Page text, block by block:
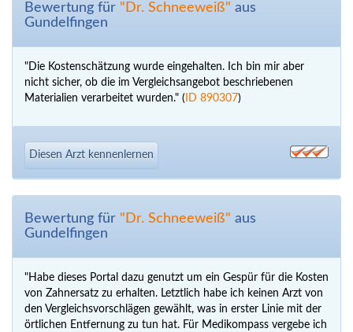
Bewertung für "Dr. Schneeweiß" aus
Gundelfingen
"Die Kostenschätzung wurde eingehalten. Ich bin mir aber
nicht sicher, ob die im Vergleichsangebot beschriebenen
Materialien verarbeitet wurden." ( ID 890307)
Diesen Arzt kennenlernen
Bewertung für "Dr. Schneeweiß" aus
Gundelfingen
"Habe dieses Portal dazu genutzt um ein Gespür für die Kosten
von Zahnersatz zu erhalten. Letztlich habe ich keinen Arzt von
den Vergleichsvorschlägen gewählt, was in erster Linie mit der
örtlichen Entfernung zu tun hat. Für Medikompass vergebe ich